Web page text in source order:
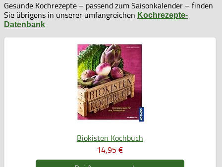
Gesunde Kochrezepte – passend zum Saisonkalender – finden
Sie übrigens in unserer umfangreichen Kochrezepte-
Datenbank.
Biokisten Kochbuch
14,95 €